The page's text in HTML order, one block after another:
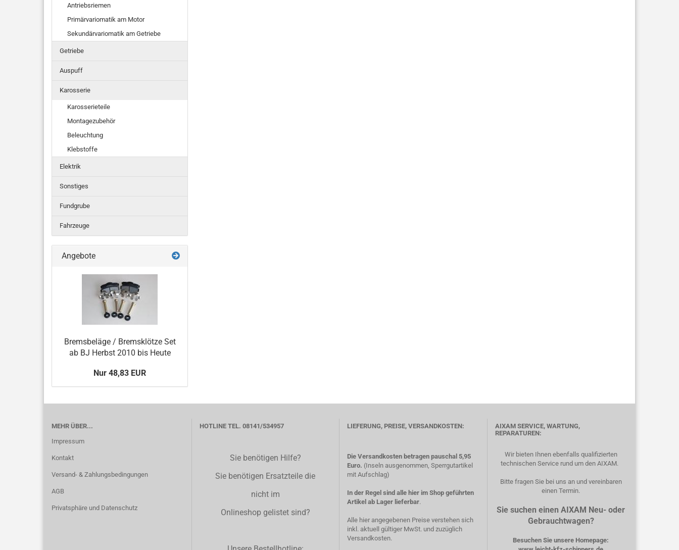
Antriebsriemen
Primärvariomatik am Motor
Sekundärvariomatik am Getriebe
Getriebe
Auspuff
Karosserie
Karosserieteile
Montagezubehör
Beleuchtung
Klebstoffe
Elektrik
Sonstiges
Fundgrube
Fahrzeuge
Angebote
Bremsbeläge / Bremsklötze Set
ab BJ Herbst 2010 bis Heute
Nur 48,83 EUR
MEHR ÜBER...
Impressum
Kontakt
Versand- & Zahlungsbedingungen
AGB
Privatsphäre und Datenschutz
HOTLINE TEL. 08141/534957
Sie benötigen Hilfe?
Sie benötigen Ersatzteile die
nicht im
Onlineshop gelistet sind?
LIEFERUNG, PREISE, VERSANDKOSTEN:
Die Versandkosten betragen pauschal 5,95
Euro. (Inseln ausgenommen, Sperrgutartikel
mit Aufschlag)
In der Regel sind alle hier im Shop geführten
Artikel ab Lager lieferbar.
Alle hier angegebenen Preise verstehen sich
inkl. aktuell gültiger MwSt. und zuzüglich
Versandkosten.
AIXAM SERVICE, WARTUNG,
REPARATUREN:
Wir bieten Ihnen ebenfalls qualifizierten
technischen Service rund um den AIXAM.
Bitte fragen Sie bei uns an und vereinbaren
einen Termin.
Sie suchen einen AIXAM Neu- oder
Gebrauchtwagen?
Besuchen Sie unsere Homepage: